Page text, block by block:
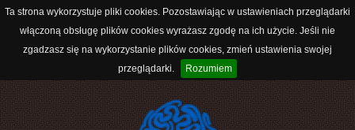
Ta strona wykorzystuje pliki cookies. Pozostawiając w ustawieniach przeglądarki
włączoną obsługę plików cookies wyrażasz zgodę na ich użycie. Jeśli nie
zgadzasz się na wykorzystanie plików cookies, zmień ustawienia swojej
przeglądarki.
Rozumiem